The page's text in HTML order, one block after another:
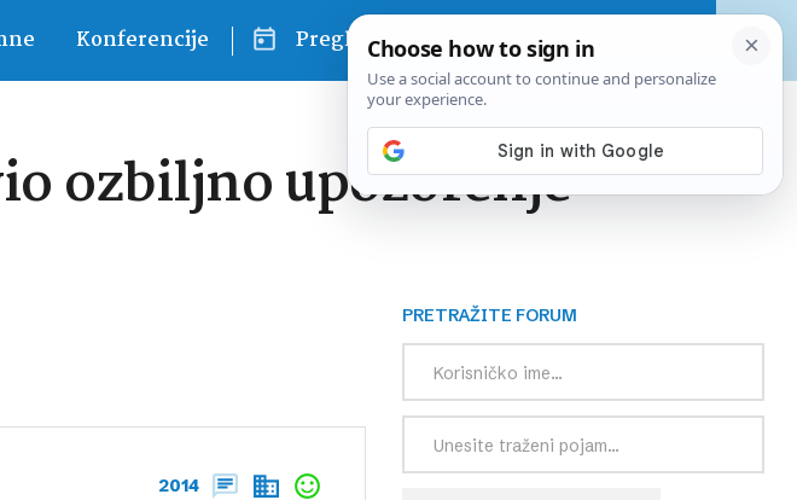
Konferencije Pregled dana
ozbiljno upozorenje
2014
PRETRAŽITE FORUM